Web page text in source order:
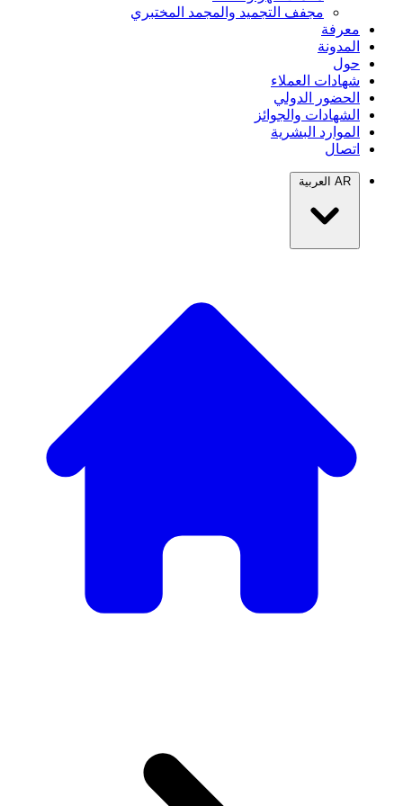
مجفف التجميد والمجمد المختبري
معرفة
المدونة
حول
شهادات العملاء
الحضور الدولي
الشهادات والجوائز
الموارد البشرية
اتصال
AR العربية